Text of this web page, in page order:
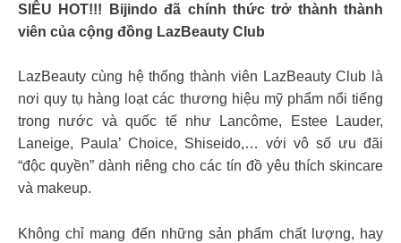
SIÊU HOT!!! Bijindo đã chính thức trở thành thành
viên của cộng đồng LazBeauty Club
LazBeauty cùng hệ thống thành viên LazBeauty Club là
nơi quy tụ hàng loạt các thương hiệu mỹ phẩm nổi tiếng
trong nước và quốc tế như Lancôme, Estee Lauder,
Laneige, Paula’ Choice, Shiseido,… với vô số ưu đãi
“độc quyền” dành riêng cho các tín đồ yêu thích skincare
và makeup.
Không chỉ mang đến những sản phẩm chất lượng, hay